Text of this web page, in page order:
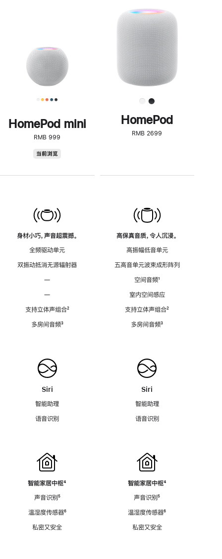
HomePod mini
RMB 999
当前浏览
身材小巧，声音超震撼。
全频驱动单元
双振动抵消无源辐射器
—
—
支持立体声组合脚
²
多房间音频脚
³
Siri
智能助理
语音识别
智能家居中枢脚
⁴
声音识别脚
⁵
温湿度传感器脚
⁶
私密又安全
步
了
解
HomePod<
HomePod
RMB 2699
高保真音质，令人沉浸。
高振幅低音单元
五高音单元波束成形阵列
空间音频脚
¹
室内空间感应
支持立体声组合脚
²
多房间音频脚
³
Siri
智能助理
语音识别
智能家居中枢脚
⁴
声音识别脚
⁵
温湿度传感器脚
⁶
私密又安全